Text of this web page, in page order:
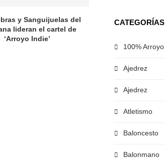
y Sanguijuelas del
lideran el cartel de
‘Arroyo Indie’
CATEGORÍAS
100% Arroyo
Ajedrez
Ajedrez
Atletismo
Baloncesto
Balonmano